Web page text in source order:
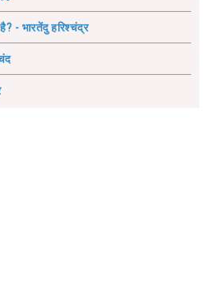
- भारतेंदु हरिश्चंद्र